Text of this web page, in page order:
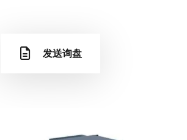
发送询盘